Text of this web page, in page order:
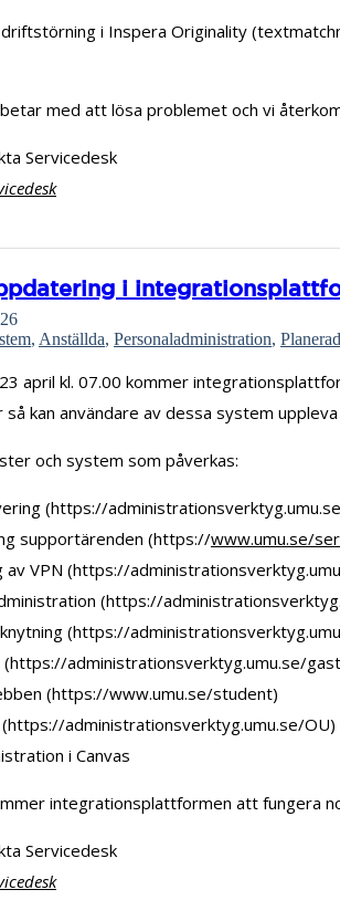
driftstörning i Inspera Originality
med att lösa problemet och vi
Servicedesk
i
, Anställda, Personaladministration,
april kl. 07.00 kommer
så kan användare av dessa system
och system som påverkas:
(https://
supportärenden (https://www.umu.se/
av VPN (https://
(https://
(https://
(https://administrationsverktyg.umu.se/
(https://www.umu.se/student)
administrationsverktyg.umu.se/OU)
i Canvas
integrationsplattformen att fungera
Servicedesk